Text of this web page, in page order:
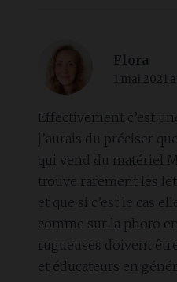
Flora
1 mai 2021
Effectivement c’est
j’aurais du préciser
qui vend du matériel
trouve rarement les
et que si c’est le cas
comme sur la photo
rugueuses doivent
et éducateurs en